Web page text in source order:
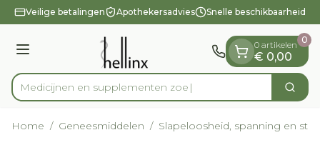
Ga naar de inhoud
1 van 1
Veilige betalingen Apothekersadvies Snelle beschikbaarheid
Menu
Product, merk, categorie...
Medicijnen Zoek
0 artikelen
€ 0,00
0
Home / Geneesmiddelen / Slapeloosheid, spanning en